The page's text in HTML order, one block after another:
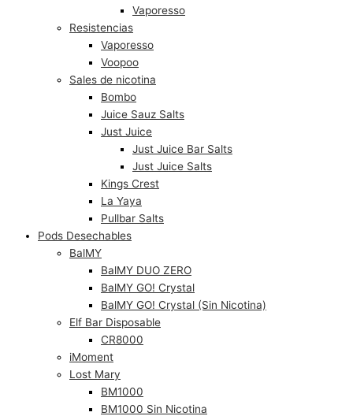
Vaporesso
Resistencias
Vaporesso
Voopoo
Sales de nicotina
Bombo
Juice Sauz Salts
Just Juice
Just Juice Bar Salts
Just Juice Salts
Kings Crest
La Yaya
Pullbar Salts
Pods Desechables
BalMY
BalMY DUO ZERO
BalMY GO! Crystal
BalMY GO! Crystal (Sin Nicotina)
Elf Bar Disposable
CR8000
iMoment
Lost Mary
BM1000
BM1000 Sin Nicotina